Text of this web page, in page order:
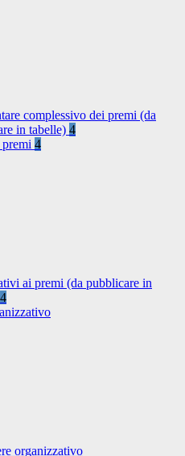
complessivo dei premi (da
in tabelle) 4
4
ai premi (da pubblicare in
4
organizzativo